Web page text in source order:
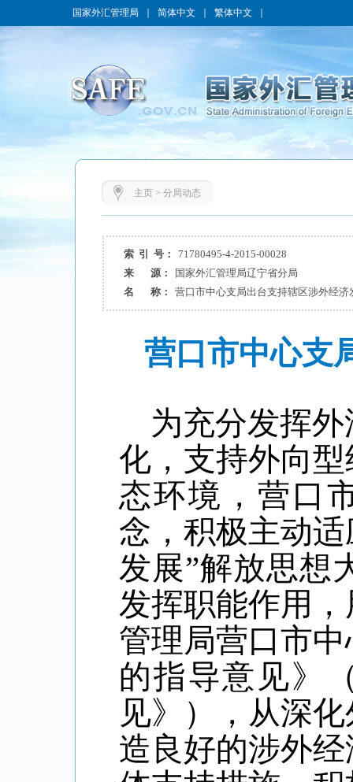
国家外汇管理局 简体中文 繁体中文
主页> 分局动态
索 引 号：
71780495-4-2015-00028
来 源：
国家外汇管理局辽宁省分局
名 称：
营口市中心支局出台支持辖区涉外经济
营口市中心支
为充分发挥
化，支持外向
态环境，营口
念，积极主动
发展”解放思想
发挥职能作用
管理局营口市
的指导意见》
见》），从深
造良好的涉外